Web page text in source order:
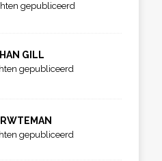
gepubliceerd
GILL
gepubliceerd
gepubliceerd